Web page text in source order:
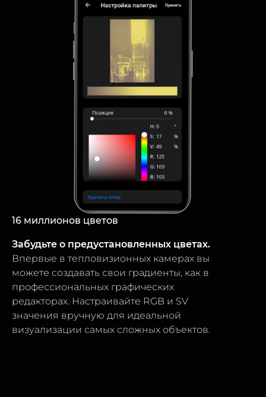
16 миллионов цветов
Забудьте о предустановленных цветах.
Впервые в тепловизионных камерах вы
можете создавать свои градиенты, как в
профессиональных графических
редакторах. Настраивайте RGB и SV
значения вручную для идеальной
визуализации самых сложных объектов.
КАТАЛОГ
ПОКУПАТЕЛЯМ
ДИЛЕРАМ